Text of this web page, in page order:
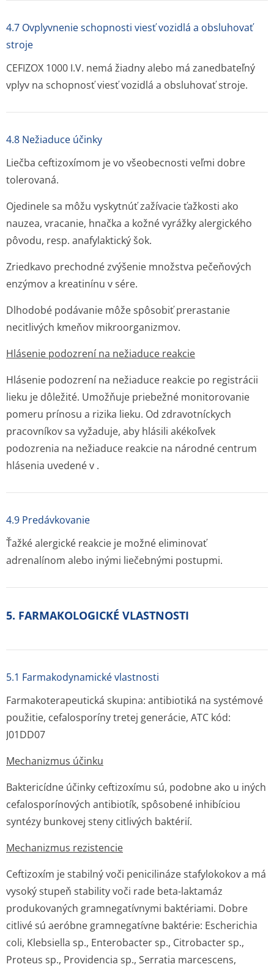
4.7 Ovplyvnenie schopnosti viesť vozidlá a obsluhovať
stroje
CEFIZOX 1000 I.V. nemá žiadny alebo má zanedbateľný
vplyv na schopnosť viesť vozidlá a obsluhovať stroje.
4.8 Nežiaduce účinky
Liečba ceftizoxímom je vo všeobecnosti veľmi dobre
tolerovaná.
Ojedinele sa môžu vyskytnúť zažívacie ťažkosti ako
nauzea, vracanie, hnačka a kožné vyrážky alergického
pôvodu, resp. anafylaktický šok.
Zriedkavo prechodné zvýšenie množstva pečeňových
enzýmov a kreatinínu v sére.
Dlhodobé podávanie môže spôsobiť prerastanie
necitlivých kmeňov mikroorganizmov.
Hlásenie podozrení na nežiaduce reakcie
Hlásenie podozrení na nežiaduce reakcie po registrácii
lieku je dôležité. Umožňuje priebežné monitorovanie
pomeru prínosu a rizika lieku. Od zdravotníckych
pracovníkov sa vyžaduje, aby hlásili akékoľvek
podozrenia na nežiaduce reakcie na národné centrum
hlásenia uvedené v .
4.9 Predávkovanie
Ťažké alergické reakcie je možné eliminovať
adrenalínom alebo inými liečebnými postupmi.
5. FARMAKOLOGICKÉ VLASTNOSTI
5.1 Farmakodynamické vlastnosti
Farmakoterapeutická skupina: antibiotiká na systémové
použitie, cefalosporíny tretej generácie, ATC kód:
J01DD07
Mechanizmus účinku
Baktericídne účinky ceftizoxímu sú, podobne ako u iných
cefalosporínových antibiotík, spôsobené inhibíciou
syntézy bunkovej steny citlivých baktérií.
Mechanizmus rezistencie
Ceftizoxím je stabilný voči penicilináze stafylokokov a má
vysoký stupeň stability voči rade beta-laktamáz
produkovaných gramnegatívnymi baktériami. Dobre
citlivé sú aeróbne gramnegatívne baktérie: Escherichia
coli, Klebsiella sp., Enterobacter sp., Citrobacter sp.,
Proteus sp., Providencia sp., Serratia marcescens,